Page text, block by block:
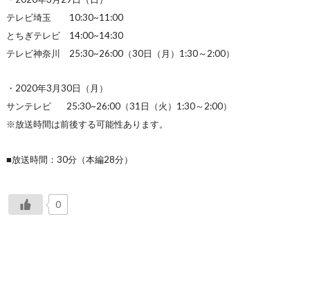
テレビ埼玉 10:30~11:00
とちぎテレビ 14:00~14:30
テレビ神奈川 25:30~26:00（30日（月）1:30～2:00）
・2020年3月30日（月）
サンテレビ 25:30~26:00（31日（火）1:30～2:00）
※放送時間は前後する可能性あります。
■放送時間：30分（本編28分）
0